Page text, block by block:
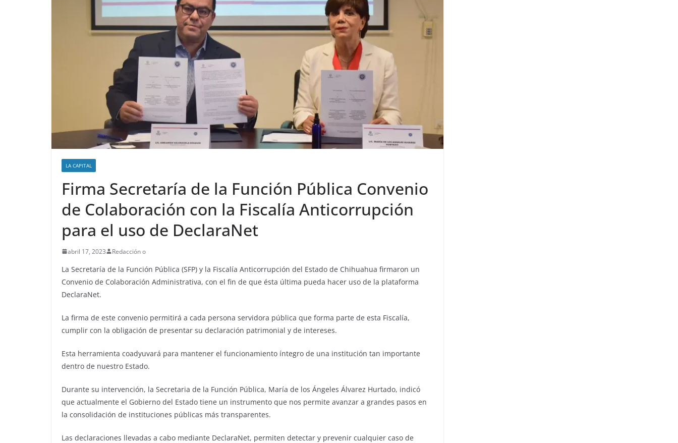
LA CAPITAL
Firma Secretaría de la Función Pública Convenio
de Colaboración con la Fiscalía Anticorrupción
para el uso de DeclaraNet
abril 17, 2023 Redacción o
La Secretaría de la Función Pública (SFP) y la Fiscalía Anticorrupción del Estado de Chihuahua firmaron un
Convenio de Colaboración Administrativa, con el fin de que ésta última pueda hacer uso de la plataforma
DeclaraNet.
La firma de este convenio permitirá a cada persona servidora pública que forma parte de esta Fiscalía,
cumplir con la obligación de presentar su declaración patrimonial y de intereses.
Esta herramienta coadyuvará para mantener el funcionamiento íntegro de una institución tan importante
dentro de nuestro Estado.
Durante su intervención, la Secretaria de la Función Pública, María de los Ángeles Álvarez Hurtado, indicó
que actualmente el Gobierno del Estado tiene un instrumento que nos permite avanzar a grandes pasos en
la consolidación de instituciones públicas más transparentes.
Las declaraciones llevadas a cabo mediante DeclaraNet, permiten detectar y prevenir cualquier caso de